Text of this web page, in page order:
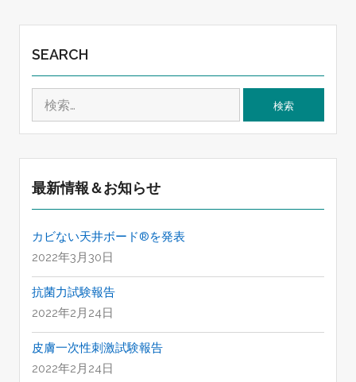
SEARCH
:
最新情報＆お知らせ
カビない天井ボード®を発表
2022年3月30日
抗菌力試験報告
2022年2月24日
皮膚一次性刺激試験報告
2022年2月24日